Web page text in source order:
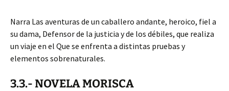
Narra Las aventuras de un caballero andante, heroico, fiel a
su dama, Defensor de la justicia y de los débiles, que realiza
un viaje en el Que se enfrenta a distintas pruebas y
elementos sobrenaturales.
3.3.- NOVELA MORISCA